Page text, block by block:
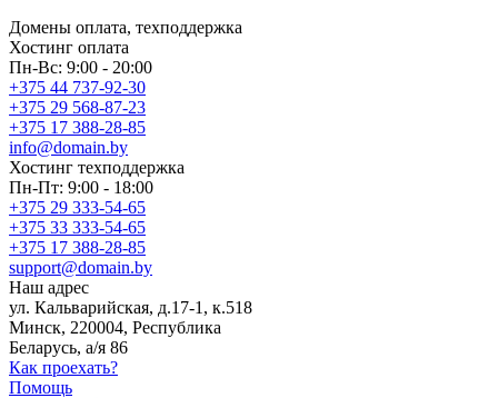
Домены оплата, техподдержка
Хостинг оплата
Пн-Вс: 9:00 - 20:00
+375 44 737-92-30
+375 29 568-87-23
+375 17 388-28-85
info@domain.by
Хостинг техподдержка
Пн-Пт: 9:00 - 18:00
+375 29 333-54-65
+375 33 333-54-65
+375 17 388-28-85
support@domain.by
Наш адрес
ул. Кальварийская, д.17-1, к.518
Минск, 220004, Республика
Беларусь, а/я 86
Как проехать?
Помощь